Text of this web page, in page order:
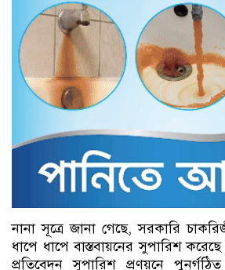
নানা সূত্রে জানা গেছে, সরকারি
ধাপে ধাপে বাস্তবায়নের সুপারিশ
প্রতিবেদন সুপারিশ প্রণয়নে